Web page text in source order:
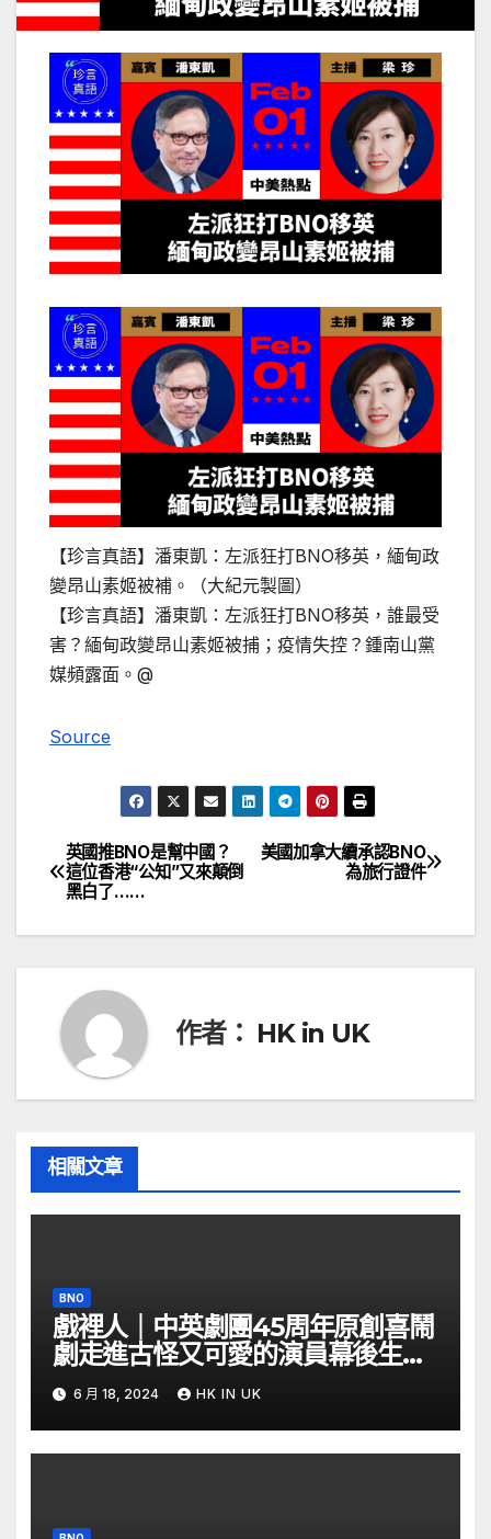
【珍言真語】潘東凱：左派狂打BNO移英，緬甸政
變昂山素姬被補。（大紀元製圖）
【珍言真語】潘東凱：左派狂打BNO移英，誰最受
害？緬甸政變昂山素姬被捕；疫情失控？鍾南山黨
媒頻露面。@
Source
文
章
覽
美國加拿大續承認BNO
為旅行證件
英國推BNO是幫中國？
這位香港“公知”又來顛倒
黑白了……
作者： HK in UK
相關文章
BNO
戲裡人｜中英劇團45周年原創喜鬧
劇走進古怪又可愛的演員幕後生活
– YouTube
6 月 18, 2024 HK IN UK